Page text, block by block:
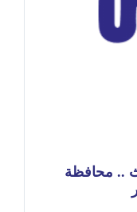
.. محافظة